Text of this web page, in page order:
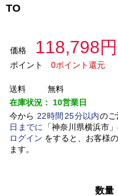
TO
価格 118,798円
ポイント
0ポイント還元
送料
無料
在庫状況： 10営業日
今から 22時間 25分以内のご
日 までに 「神奈川県横浜市」
ログイン をすると、お客様
ます。
数量